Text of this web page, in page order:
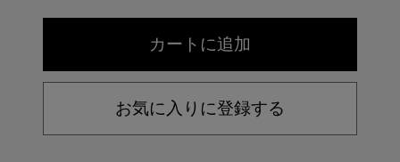
お気に入りに登録する